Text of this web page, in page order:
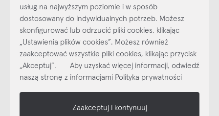
Najlepsze inspiracje i promocje na wyciągnięcie ręki, zapisz się już
dzisiaj do naszego cyklicznego newslettera!
SubskrybujNEWSLETTER
shop online
usług na najwyższym poziomie i w sposób
dostosowany do indywidualnych potrzeb. Możesz
skonfigurować lub odrzucić pliki cookies, klikając
„Ustawienia plików cookies”. Możesz również
zaakceptować wszystkie pliki cookies, klikając przycisk
„Akceptuj”. Aby uzyskać więcej informacji, odwiedź
naszą stronę z informacjami Polityka prywatności
Zaakceptuj i kontynuuj